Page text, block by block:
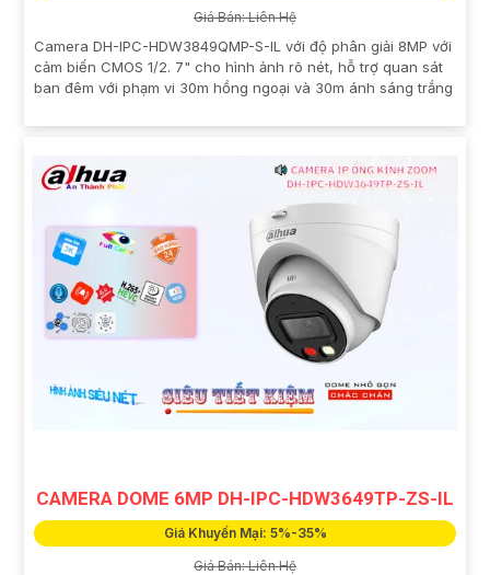
Giá Bán: Liên Hệ
Camera DH-IPC-HDW3849QMP-S-IL với độ phân giải 8MP với
cảm biến CMOS 1/2. 7" cho hình ảnh rõ nét, hỗ trợ quan sát
ban đêm với phạm vi 30m hồng ngoại và 30m ánh sáng trắng
CAMERA DOME 6MP DH-IPC-HDW3649TP-ZS-IL
Giá Khuyến Mại: 5%-35%
Giá Bán: Liên Hệ